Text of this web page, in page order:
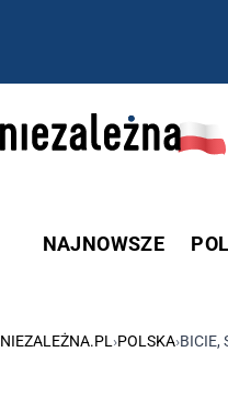
NAJNOWSZE
NIEZALEŻNA.PL ›POLSKA›BICIE,